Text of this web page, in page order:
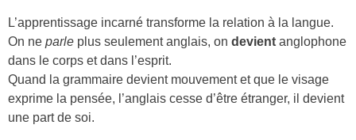
L’apprentissage incarné transforme la relation à la langue.
On ne parle plus seulement anglais, on devient anglophone
dans le corps et dans l’esprit.
Quand la grammaire devient mouvement et que le visage
exprime la pensée, l’anglais cesse d’être étranger, il devient
une part de soi.